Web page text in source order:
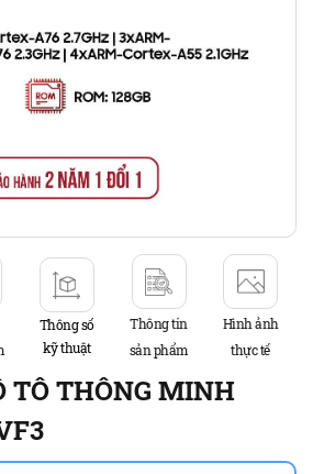
Thông số
kỹ thuật
Thông tin
sản phẩm
Hình ảnh
thực tế
TÔ THÔNG MINH